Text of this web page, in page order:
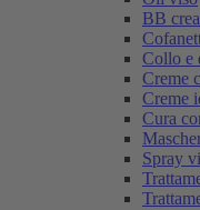
BB
Collo e
Creme
Creme
Cura
Spray